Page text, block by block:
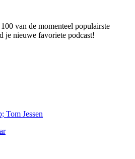
van de momenteel populairste
je nieuwe favoriete podcast!
Tom Jessen